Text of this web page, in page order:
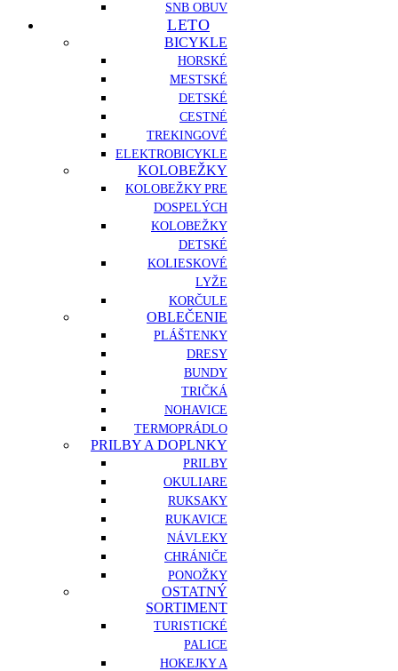
SNB OBUV
LETO
BICYKLE
HORSKÉ
MESTSKÉ
DETSKÉ
CESTNÉ
TREKINGOVÉ
ELEKTROBICYKLE
KOLOBEŽKY
KOLOBEŽKY PRE
DOSPELÝCH
KOLOBEŽKY
DETSKÉ
KOLIESKOVÉ
LYŽE
KORČULE
OBLEČENIE
PLÁŠTENKY
DRESY
BUNDY
TRIČKÁ
NOHAVICE
TERMOPRÁDLO
PRILBY A DOPLNKY
PRILBY
OKULIARE
RUKSAKY
RUKAVICE
NÁVLEKY
CHRÁNIČE
PONOŽKY
OSTATNÝ
SORTIMENT
TURISTICKÉ
PALICE
HOKEJKY A